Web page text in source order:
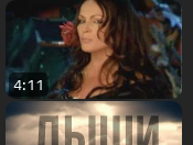
4:11